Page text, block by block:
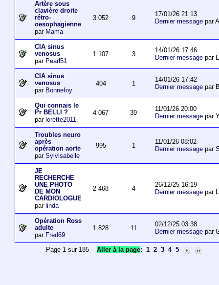
Artère sous
clavière droite
rétro-
oesophagienne
par Mama
3 052 9
17/01/26 21:13
Dernier messagepar
CIA sinus
venosus
par Pearl51
1 107 3
14/01/26 17:46
Dernier messagepar
CIA sinus
venosus
par Bonnefoy
404 1
14/01/26 17:42
Dernier messagepar
Qui connais le
Pr BELLI ?
par lorette2011
4 067 39
11/01/26 20:00
Dernier messagepar
Troubles neuro
après
opération aorte
par Sylvisabelle
995 1
11/01/26 08:02
Dernier messagepar
JE
RECHERCHE
UNE PHOTO
DE MON
CARDIOLOGUE
par linda
2 468 4
26/12/25 16:19
Dernier messagepar
Opération Ross
adulte
par Fred69
1 828 11
02/12/25 03:38
Dernier messagepar
Page 1 sur 185Aller à la page: 1 2 3 4 5